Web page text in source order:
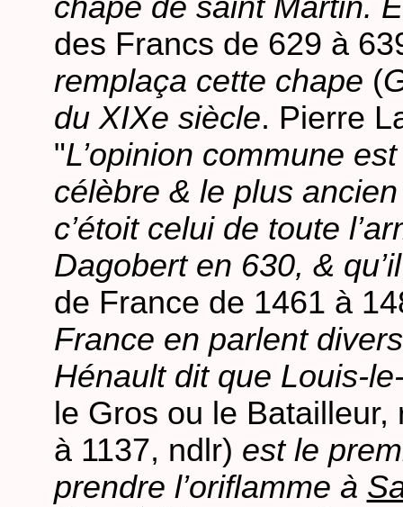
chape de saint Martin.
des Francs de 629 à
remplaça cette chape (
du XIXe siècle. Pierre
"L’opinion commune est
célèbre & le plus
c’étoit celui de toute
Dagobert en 630, &
de France de 1461 à
France en parlent
Hénault dit que Louis-
le Gros ou le
à 1137, ndlr) est le
prendre l’oriflamme à